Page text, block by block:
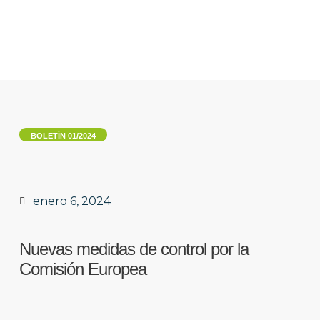
CONTACTO
BOLETÍN 01/2024
enero 6, 2024
Nuevas medidas de control por la
Comisión Europea